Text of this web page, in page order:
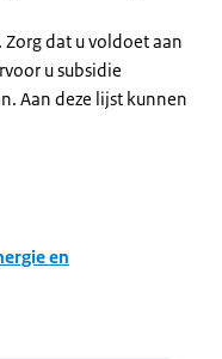
dat u voldoet aan
u subsidie
Aan deze lijst kunnen
en